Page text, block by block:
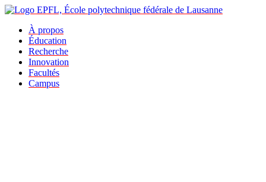
À propos
Éducation
Recherche
Innovation
Facultés
Campus